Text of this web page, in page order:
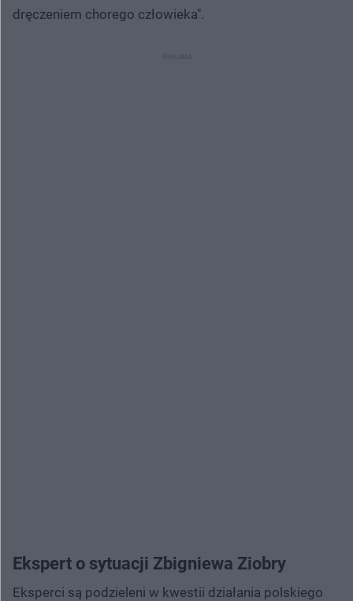
dręczeniem chorego człowieka".
Ekspert o sytuacji Zbigniewa Ziobry
Eksperci są podzieleni w kwestii działania polskiego